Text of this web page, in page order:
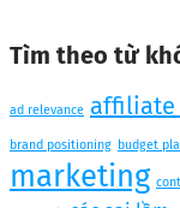
Tìm theo từ
ad relevance affiliate
brand positioning budget
marketing